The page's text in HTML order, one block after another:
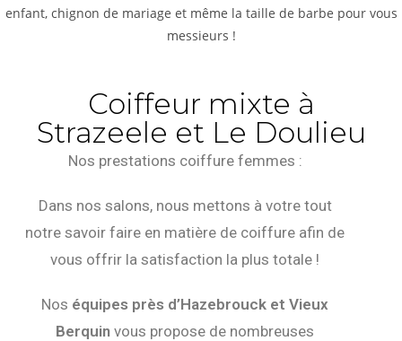
enfant, chignon de mariage et même la taille de barbe pour vous
messieurs !
Coiffeur mixte à
Strazeele et Le Doulieu
Nos prestations coiffure femmes :
Dans nos salons, nous mettons à votre tout
notre savoir faire en matière de coiffure afin de
vous offrir la satisfaction la plus totale !
Nos équipes près d’Hazebrouck et Vieux
Berquin vous propose de nombreuses